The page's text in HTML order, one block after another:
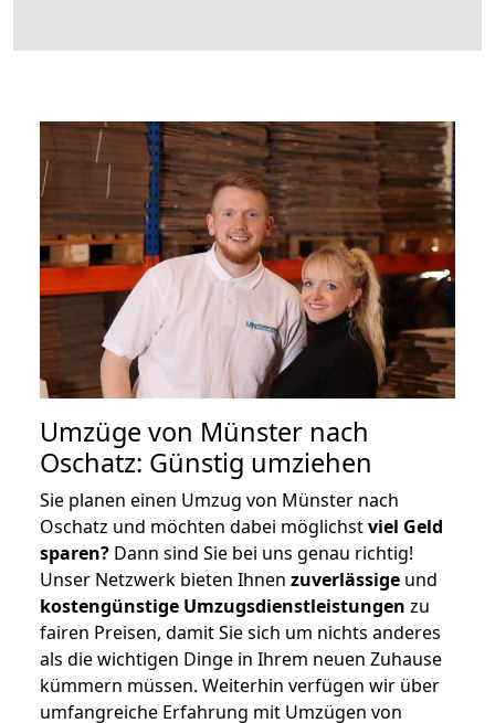
Umzüge von Münster nach
Oschatz: Günstig umziehen
Sie planen einen Umzug von Münster nach
Oschatz und möchten dabei möglichstviel Geld
sparen? Dann sind Sie bei uns genau richtig!
Unser Netzwerk bieten Ihnen zuverlässige und
kostengünstige Umzugsdienstleistungen zu
fairen Preisen, damit Sie sich um nichts anderes
als die wichtigen Dinge in Ihrem neuen Zuhause
kümmern müssen. Weiterhin verfügen wir über
umfangreiche Erfahrung mit Umzügen von